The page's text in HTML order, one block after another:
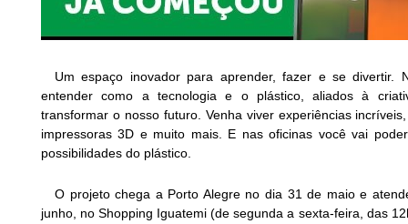
Um espaço inovador para aprender, fazer e se divertir.
entender como a tecnologia e o plástico, aliados à
transformar o nosso futuro. Venha viver experiências
impressoras 3D e muito mais. E nas oficinas você vai
possibilidades do plástico.
O projeto chega a Porto Alegre no dia 31 de maio e
junho, no Shopping Iguatemi (de segunda a sexta-feira, das